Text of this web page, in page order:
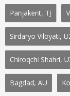
Panjakent, TJ
Sirdaryo Viloyati,
Chiroqchi Shahri,
Bagdad, AU